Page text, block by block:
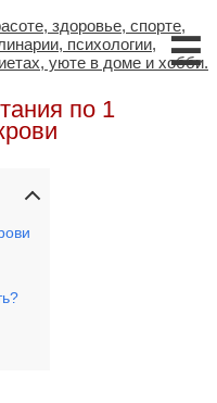
☰
по 1